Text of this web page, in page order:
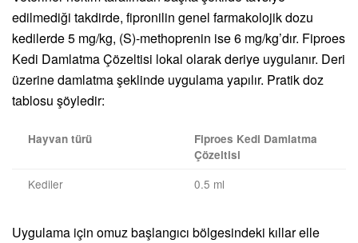
edilmediği takdirde, fipronilin genel farmakolojik dozu
kedilerde 5 mg/kg, (S)-methoprenin ise 6 mg/kg’dır. Fiproes
Kedi Damlatma Çözeltisi lokal olarak deriye uygulanır. Deri
üzerine damlatma şeklinde uygulama yapılır. Pratik doz
tablosu şöyledir:
Hayvan türü
Fiproes Kedi Damlatma
Çözeltisi
Kediler 0.5 ml
Uygulama için omuz başlangıcı bölgesindeki kıllar elle